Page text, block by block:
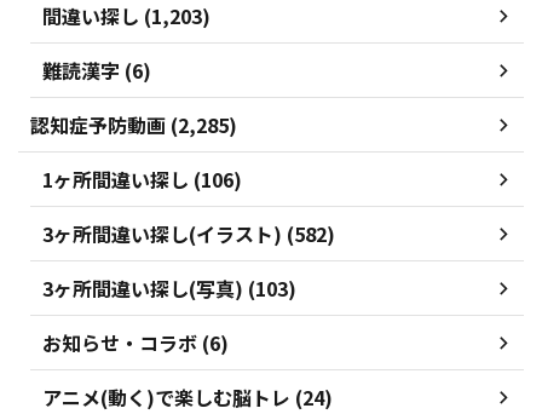
間違い探し (1,203)
難読漢字 (6)
認知症予防動画 (2,285)
1ヶ所間違い探し (106)
3ヶ所間違い探し(イラスト) (582)
3ヶ所間違い探し(写真) (103)
お知らせ・コラボ (6)
アニメ(動く)で楽しむ脳トレ (24)